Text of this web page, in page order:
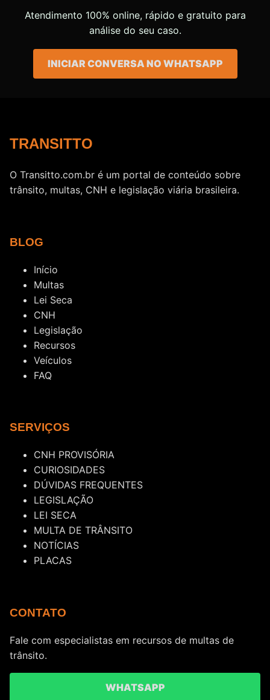
Atendimento 100% online, rápido e gratuito para
análise do seu caso.
INICIAR CONVERSA NO WHATSAPP
TRANSITTO
O Transitto.com.br é um portal de conteúdo sobre
trânsito, multas, CNH e legislação viária brasileira.
BLOG
Início
Multas
Lei Seca
CNH
Legislação
Recursos
Veículos
FAQ
SERVIÇOS
CNH PROVISÓRIA
CURIOSIDADES
DÚVIDAS FREQUENTES
LEGISLAÇÃO
LEI SECA
MULTA DE TRÂNSITO
NOTÍCIAS
PLACAS
CONTATO
Fale com especialistas em recursos de multas de
trânsito.
WHATSAPP